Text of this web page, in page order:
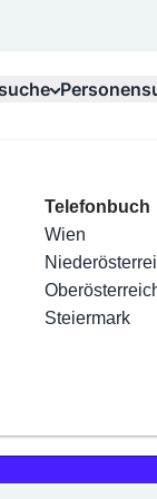
Kategorien
Friseur
Nägel
Haarentfernung
Make-Up
Top Branchen
Elektriker
Installateure
Maler & Lackierer
Branchen A-Z
Telefonbuch
Wien
Steiermark